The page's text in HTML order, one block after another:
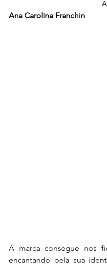
Ana Carolina Franchin
A marca consegue nos
encantando pela sua